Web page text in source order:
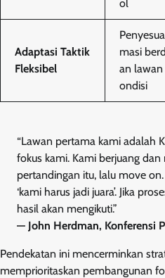
ol
Adaptasi Taktik
Fleksibel
masi
an
ondisi
“Lawan pertama kami adalah
fokus kami. Kami berjuang
pertandingan itu, lalu move
‘kami harus jadi juara’. Jika
hasil akan mengikuti.”
— John Herdman, Konferensi
Pendekatan ini mencerminkan
memprioritaskan pembangunan